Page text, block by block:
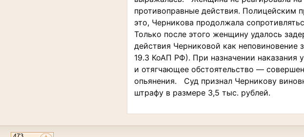
противоправные действия. Полицейским
это, Черникова продолжала
Только после этого женщину удалось
действия Черниковой как неповиновение
19.3 КоАП РФ). При назначении наказания
и отягчающее обстоятельство —
опьянения. Суд признал Черникову
штрафу в размере 3,5 тыс. рублей.